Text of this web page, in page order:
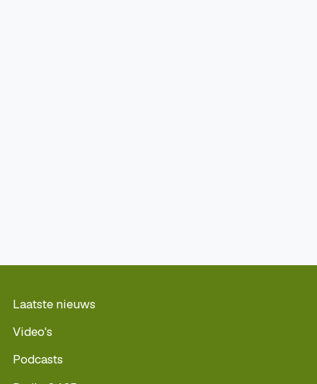
Laatste nieuws
Video's
Podcasts